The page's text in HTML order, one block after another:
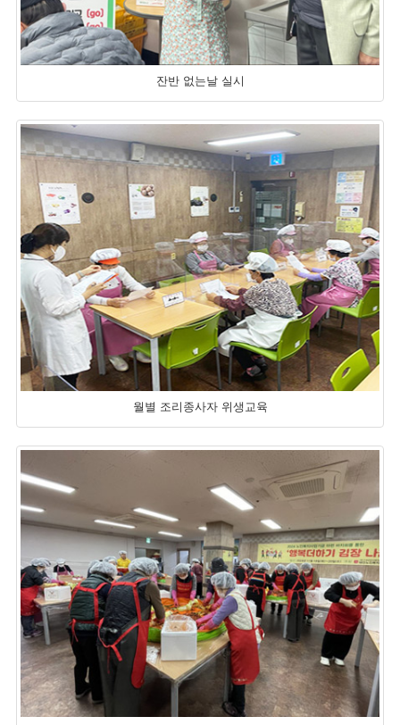
잔반 없는날 실시
월별 조리종사자 위생교육